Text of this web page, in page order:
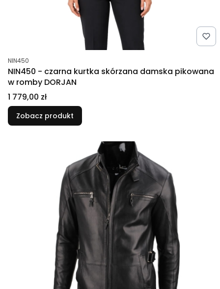
Kod produktu
NIN450
NIN450 - czarna kurtka skórzana damska pikowana
w romby DORJAN
Cena
1 779,00 zł
Zobacz produkt